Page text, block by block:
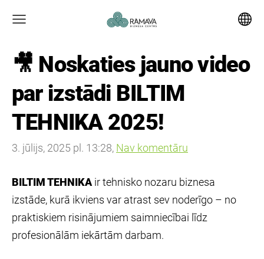
🎥 Noskaties jauno video
par izstādi BILTIM
TEHNIKA 2025!
3. jūlijs, 2025 pl. 13:28, Nav komentāru
BILTIM TEHNIKAir tehnisko nozaru biznesa
izstāde, kurā ikviens var atrast sev noderīgo – no
praktiskiem risinājumiem saimniecībai līdz
profesionālām iekārtām darbam.